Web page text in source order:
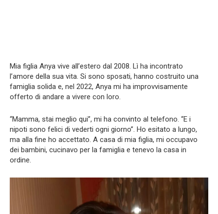
Mia figlia Anya vive all’estero dal 2008. Lì ha incontrato
l’amore della sua vita. Si sono sposati, hanno costruito una
famiglia solida e, nel 2022, Anya mi ha improvvisamente
offerto di andare a vivere con loro.
“Mamma, stai meglio qui”, mi ha convinto al telefono. “E i
nipoti sono felici di vederti ogni giorno”. Ho esitato a lungo,
ma alla fine ho accettato. A casa di mia figlia, mi occupavo
dei bambini, cucinavo per la famiglia e tenevo la casa in
ordine.